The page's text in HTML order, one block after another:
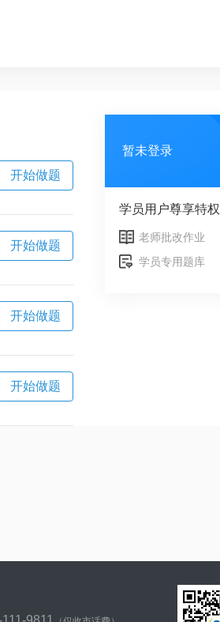
开始做题
开始做题
开始做题
开始做题
暂未登录
学员用户尊享特权
老师批改作业
学员专用题库